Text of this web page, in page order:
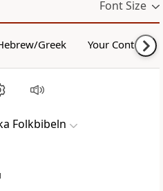
Font Size
Greek Your Content
Folkbibeln